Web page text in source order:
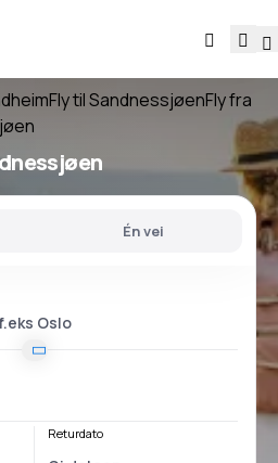
Fly til SandnessjøenFly fra
Én vei
Returdato